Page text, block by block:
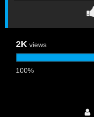
2K views
100%